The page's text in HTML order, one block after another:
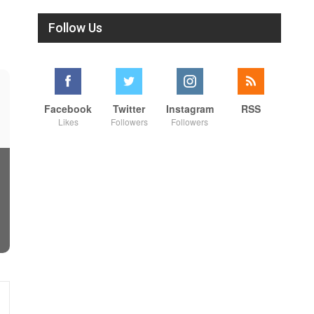
Follow Us
Facebook
Likes
Twitter
Followers
Instagram
Followers
RSS